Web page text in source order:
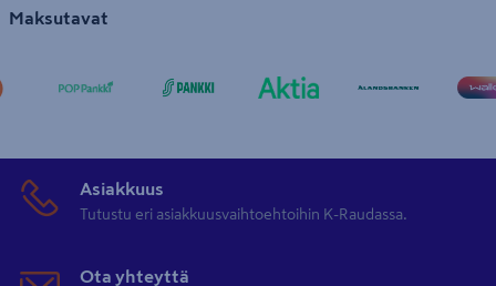
Maksutavat
Asiakkuus
Tutustu eri asiakkuusvaihtoehtoihin K-Raudassa.
Ota yhteyttä